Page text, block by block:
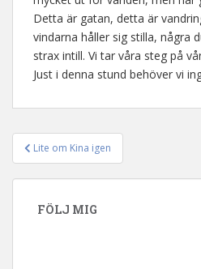
Detta är gatan, detta är
vindarna håller sig stilla, några
strax intill. Vi tar våra steg på
Just i denna stund behöver vi
Inläggsnavigering
Lite om Kina igen
FÖLJ MIG